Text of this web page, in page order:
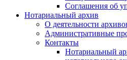
Соглашения об
Нотариальный архив
О деятельности
Административные
Контакты
Нотариальный